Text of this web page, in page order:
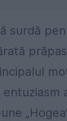
surdă